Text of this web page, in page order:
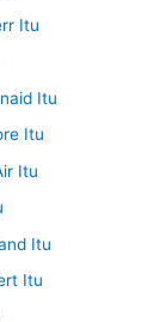
Itu
Itu
Itu
Itu
Itu
Itu